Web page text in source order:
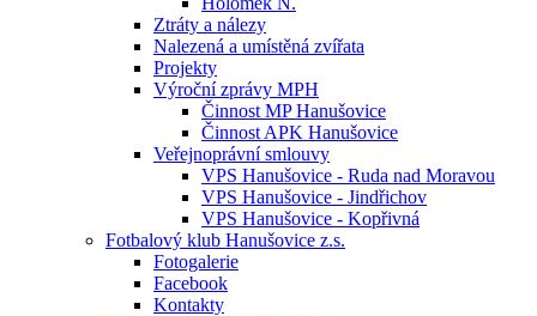
Ztráty a nálezy
Nalezená a umístěná zvířata
Projekty
Výroční zprávy MPH
Činnost MP Hanušovice
Činnost APK Hanušovice
Veřejnoprávní smlouvy
VPS Hanušovice - Ruda nad Moravou
VPS Hanušovice - Jindřichov
VPS Hanušovice - Kopřivná
Fotbalový klub Hanušovice z.s.
Fotogalerie
Facebook
Kontakty